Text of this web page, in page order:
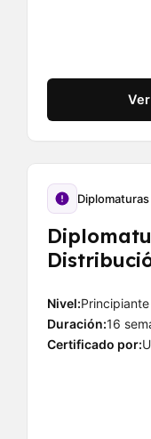
Diplomaturas
Nivel:Principiante
Duración:16
Certificado por: